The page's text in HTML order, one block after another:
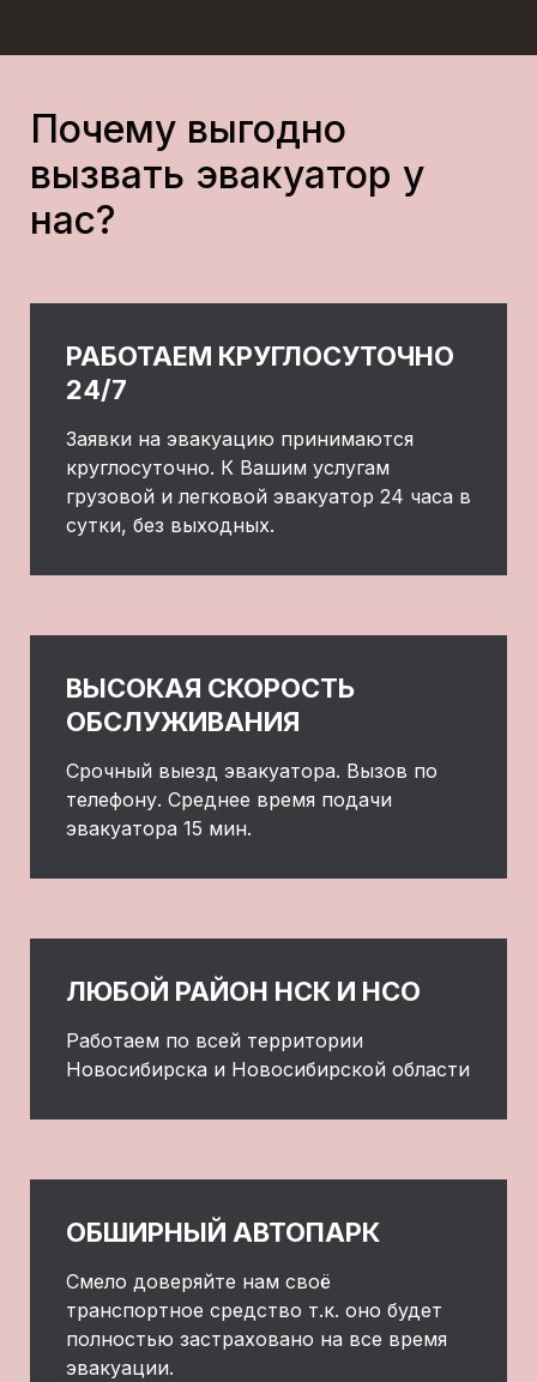
Почему выгодно
вызвать эвакуатор у
нас?
РАБОТАЕМ КРУГЛОСУТОЧНО
24/7
Заявки на эвакуацию принимаются
круглосуточно. К Вашим услугам
грузовой и легковой эвакуатор 24 часа в
сутки, без выходных.
ВЫСОКАЯ СКОРОСТЬ
ОБСЛУЖИВАНИЯ
Срочный выезд эвакуатора. Вызов по
телефону. Среднее время подачи
эвакуатора 15 мин.
ЛЮБОЙ РАЙОН НСК И НСО
Работаем по всей территории
Новосибирска и Новосибирской области
ОБШИРНЫЙ АВТОПАРК
Смело доверяйте нам своё
транспортное средство т.к. оно будет
полностью застраховано на все время
эвакуации.